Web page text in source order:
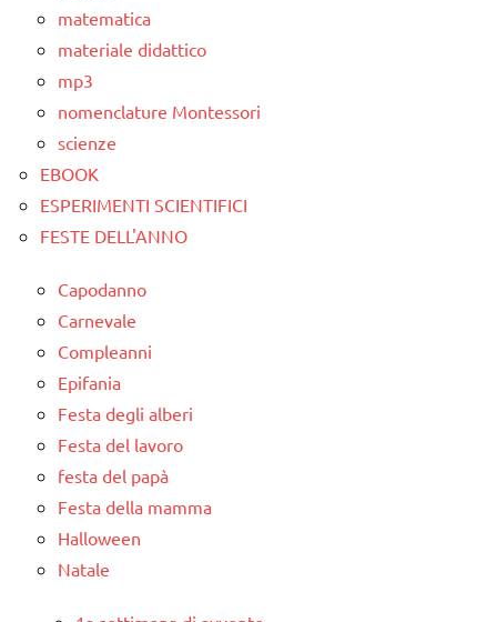
matematica
materiale didattico
mp3
nomenclature Montessori
scienze
EBOOK
ESPERIMENTI SCIENTIFICI
FESTE DELL'ANNO
Capodanno
Carnevale
Compleanni
Epifania
Festa degli alberi
Festa del lavoro
festa del papà
Festa della mamma
Halloween
Natale